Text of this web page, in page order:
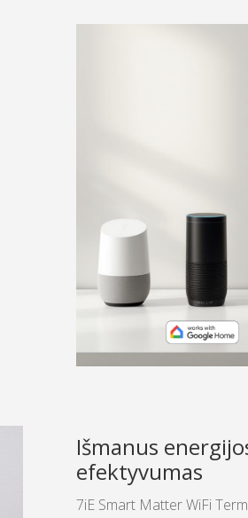
Išmanus
efektyvumas
7iE Smart Matter WiFi